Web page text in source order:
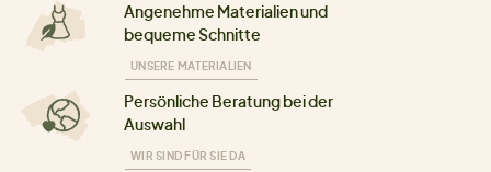
Angenehme Materialien und
bequeme Schnitte
UNSERE MATERIALIEN
Persönliche Beratung bei der
Auswahl
WIR SIND FÜR SIE DA